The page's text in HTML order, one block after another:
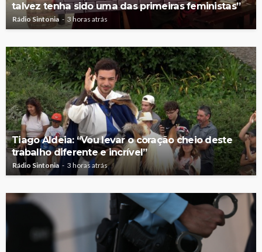
talvez tenha sido uma das primeiras feministas”
Rádio Sintonia 3 horas atrás
Tiago Aldeia: “Vou levar o coração cheio deste
trabalho diferente e incrível”
Rádio Sintonia 3 horas atrás